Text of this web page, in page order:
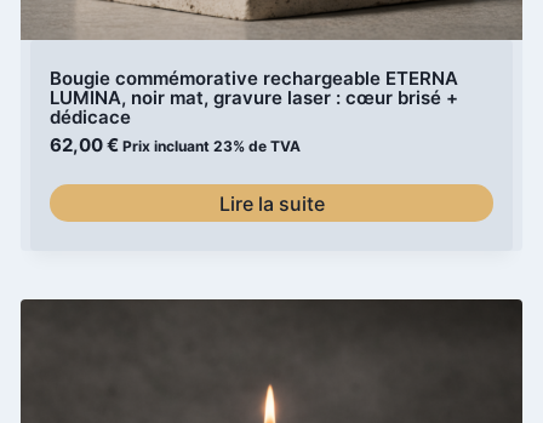
Bougie commémorative rechargeable ETERNA
LUMINA, noir mat, gravure laser : cœur brisé +
dédicace
62,00€ Prix incluant 23% de TVA
Lire la suite